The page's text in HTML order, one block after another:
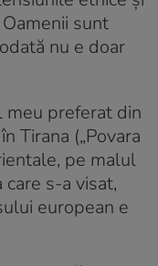
sunt
nu e doar
meu preferat din
Tirana („Povara
pe malul
s-a visat,
european e